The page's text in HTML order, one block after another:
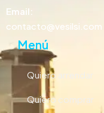
Email:
contacto@vesilsi.com
Menú
Quiero arrendar
Quiero comprar